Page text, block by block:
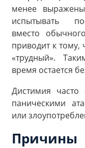
менее
испытывать
вместо
приводит к тому,
«трудный».
время остается
Дистимия часто
паническими
или
Причины